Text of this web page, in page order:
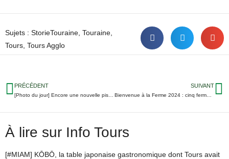
Sujets : StorieTouraine Touraine
Tours Tours Agglo
PRÉCÉDENT SUIVANT
Bienvenue à la Ferme 2024 : cinq fermes à visiter en Indre-et-Loire ce week-end
À lire sur Info Tours
[#MIAM] KŌBŌ, la table japonaise gastronomique dont Tours avait